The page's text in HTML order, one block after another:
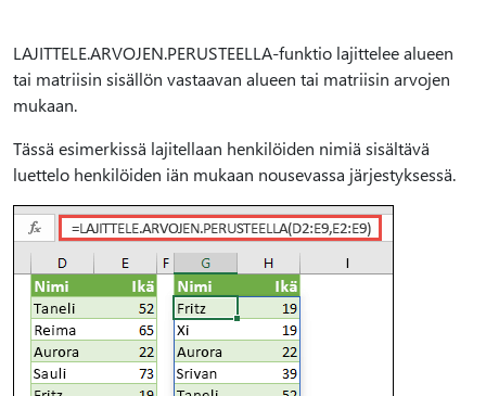
LAJITTELE.ARVOJEN.PERUSTEELLA-funktio lajittelee alueen
tai matriisin sisällön vastaavan alueen tai matriisin arvojen
mukaan.
Tässä esimerkissä lajitellaan henkilöiden nimiä sisältävä
luettelo henkilöiden iän mukaan nousevassa järjestyksessä.